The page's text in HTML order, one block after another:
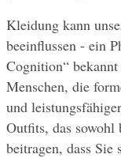
Kleidung kann
beeinflussen - ein
Cognition“
Menschen, die
und
Outfits, das sowohl
beitragen, dass